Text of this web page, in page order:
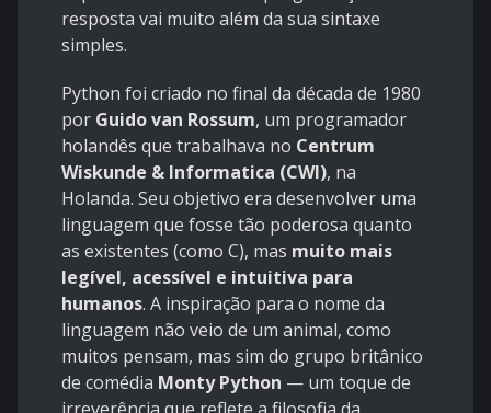
resposta vai muito além da sua sintaxe
simples.
Python foi criado no final da década de 1980
por Guido van Rossum, um programador
holandês que trabalhava no Centrum
Wiskunde & Informatica (CWI), na
Holanda. Seu objetivo era desenvolver uma
linguagem que fosse tão poderosa quanto
as existentes (como C), mas muito mais
legível, acessível e intuitiva para
humanos. A inspiração para o nome da
linguagem não veio de um animal, como
muitos pensam, mas sim do grupo britânico
de comédia Monty Python — um toque de